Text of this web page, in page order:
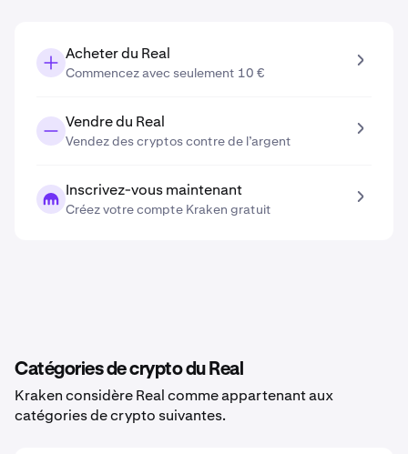
Acheter du Real
Commencez avec seulement 10 €
Vendre du Real
Vendez des cryptos contre de l’argent
Inscrivez-vous maintenant
Créez votre compte Kraken gratuit
Catégories de crypto du Real
Kraken considère Real comme appartenant aux
catégories de crypto suivantes.